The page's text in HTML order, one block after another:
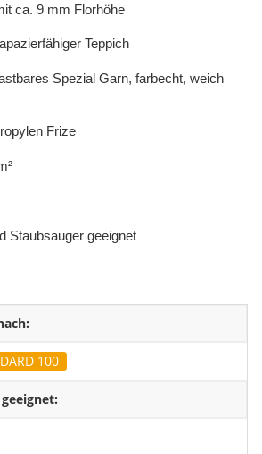
ca. 9 mm Florhöhe
Teppich
Spezial Garn, farbecht, weich
Frize
Staubsauger geeignet
100